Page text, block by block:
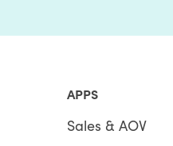
APPS
Sales & AOV